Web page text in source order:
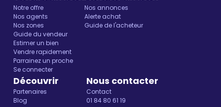
Notre offre
Nos agents
Nos zones
Guide du vendeur
Estimer un bien
Vendre rapidement
Parrainez un proche
Se connecter
Nos annonces
Alerte achat
Guide de l'acheteur
Découvrir
Partenaires
Blog
Nous contacter
Contact
01 84 80 61 19